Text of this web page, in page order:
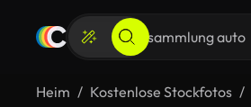
Heim Kostenlose Stockfotos